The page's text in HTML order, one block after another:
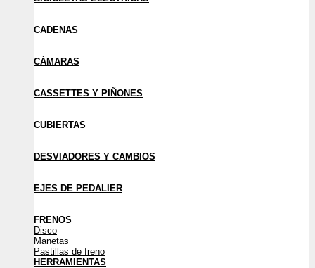
CADENAS
CÁMARAS
CASSETTES Y PIÑONES
CUBIERTAS
DESVIADORES Y CAMBIOS
EJES DE PEDALIER
FRENOS
Disco
Manetas
Pastillas de freno
HERRAMIENTAS